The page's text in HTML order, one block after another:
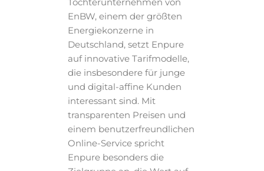
EnBW, einem der größten
Energiekonzerne in
Deutschland, setzt Enpure
auf innovative Tarifmodelle,
die insbesondere für junge
und digital-affine Kunden
interessant sind. Mit
transparenten Preisen und
einem benutzerfreundlichen
Online-Service spricht
Enpure besonders die